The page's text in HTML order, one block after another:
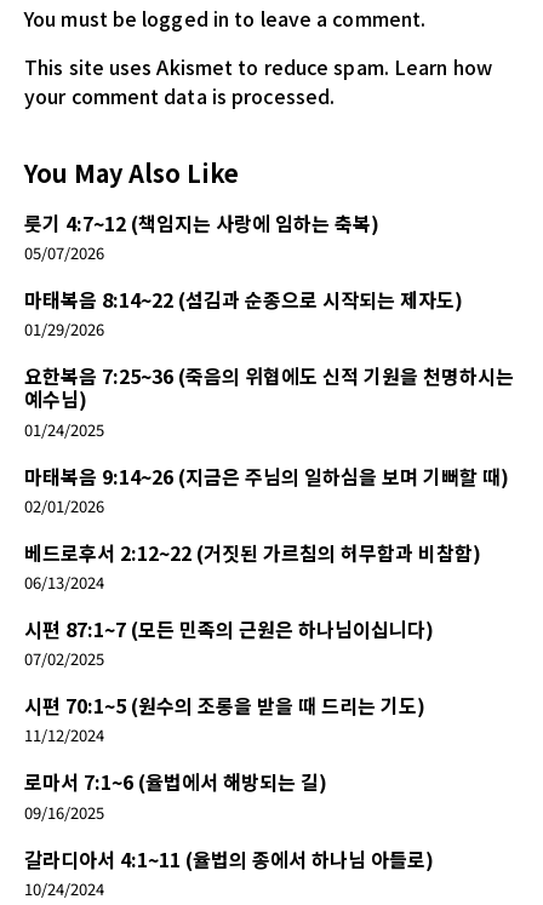
You must be logged in to leave a comment.
This site uses Akismet to reduce spam. Learn how
your comment data is processed.
You May Also Like
룻기 4:7~12 (책임지는 사랑에 임하는 축복)
05/07/2026
마태복음 8:14~22 (섬김과 순종으로 시작되는 제자도)
01/29/2026
요한복음 7:25~36 (죽음의 위협에도 신적 기원을 천명하시는
예수님)
01/24/2025
마태복음 9:14~26 (지금은 주님의 일하심을 보며 기뻐할 때)
02/01/2026
베드로후서 2:12~22 (거짓된 가르침의 허무함과 비참함)
06/13/2024
시편 87:1~7 (모든 민족의 근원은 하나님이십니다)
07/02/2025
시편 70:1~5 (원수의 조롱을 받을 때 드리는 기도)
11/12/2024
로마서 7:1~6 (율법에서 해방되는 길)
09/16/2025
갈라디아서 4:1~11 (율법의 종에서 하나님 아들로)
10/24/2024